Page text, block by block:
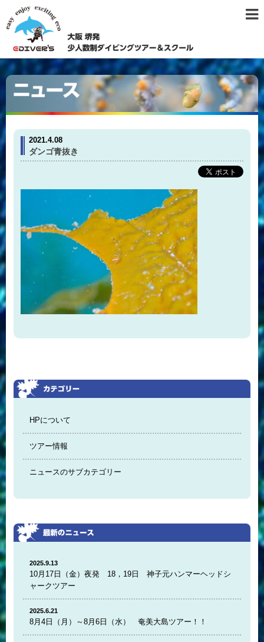
2021.4.08
ダンゴ青抜き
HPについて
ツアー情報
ニュースのサブカテゴリー
2025.9.13
10月17日（金）夜発 18，19日 神子元ハンマーヘッドシ
ャークツアー
2025.6.21
8月4日（月）～8月6日（水） 奄美大島ツアー！！